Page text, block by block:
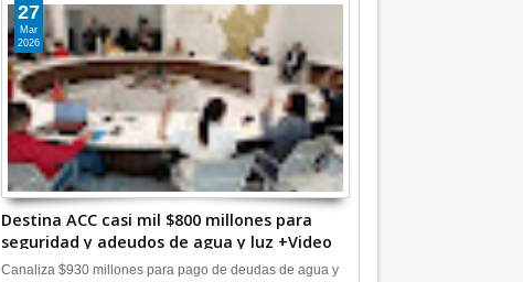
Destina ACC casi mil $800 millones para
seguridad y adeudos de agua y luz +Video
27
Mar
2026
Canaliza $930 millones para pago de deudas de agua y